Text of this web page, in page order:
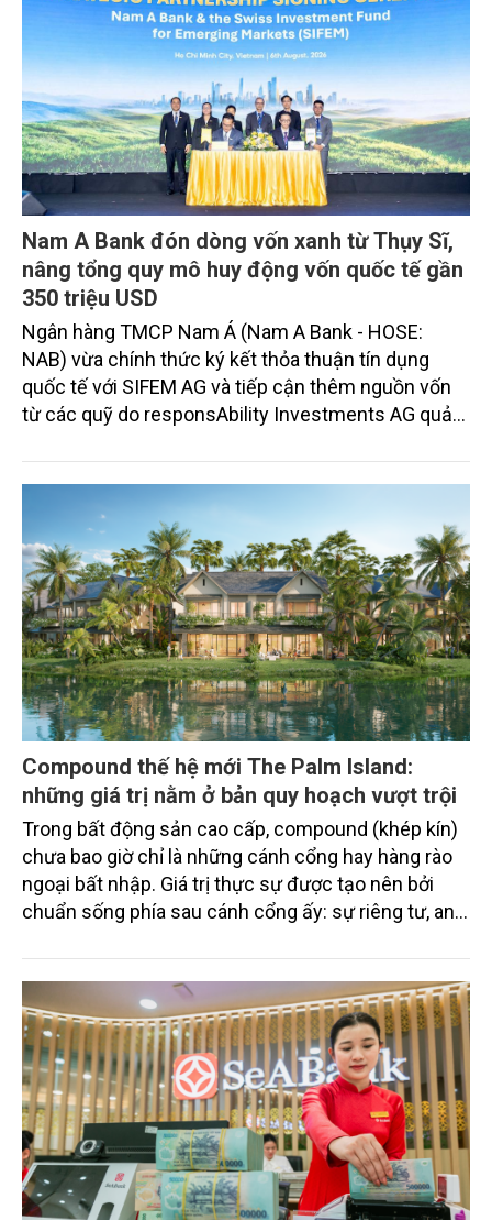
Nam A Bank đón dòng vốn xanh từ Thụy Sĩ,
nâng tổng quy mô huy động vốn quốc tế gần
350 triệu USD
Ngân hàng TMCP Nam Á (Nam A Bank - HOSE:
NAB) vừa chính thức ký kết thỏa thuận tín dụng
quốc tế với SIFEM AG và tiếp cận thêm nguồn vốn
từ các quỹ do responsAbility Investments AG quản
thu hút thành công từ đầu năm đến nay lên gần 350
Compound thế hệ mới The Palm Island:
những giá trị nằm ở bản quy hoạch vượt trội
Trong bất động sản cao cấp, compound (khép kín)
chưa bao giờ chỉ là những cánh cổng hay hàng rào
ngoại bất nhập. Giá trị thực sự được tạo nên bởi
chuẩn sống phía sau cánh cổng ấy: sự riêng tư, an
vụ được thiết kế dành riêng cho họ.